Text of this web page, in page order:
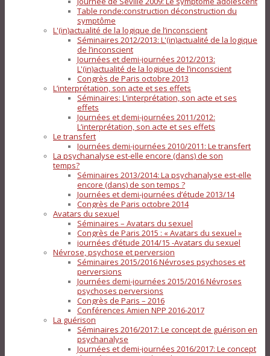
Table ronde:construction déconstruction du
symptôme
L'(in)actualité de la logique de l’inconscient
Séminaires 2012/2013: L'(in)actualité de la logique
de l’inconscient
Journées et demi-journées 2012/2013:
L'(in)actualité de la logique de l’inconscient
Congrès de Paris octobre 2013
L’interprétation, son acte et ses effets
Séminaires: L’interprétation, son acte et ses
effets
Journées et demi-journées 2011/2012:
L’interprétation, son acte et ses effets
Le transfert
Journées demi-journées 2010/2011: Le transfert
La psychanalyse est-elle encore (dans) de son
temps?
Séminaires 2013/2014: La psychanalyse est-elle
encore (dans) de son temps ?
Journées et demi-journées d’étude 2013/14
Congrès de Paris octobre 2014
Avatars du sexuel
Séminaires – Avatars du sexuel
Congrès de Paris 2015 : « Avatars du sexuel »
journées d’étude 2014/15 -Avatars du sexuel
Névrose, psychose et perversion
Séminaires 2015/2016 Névroses psychoses et
perversions
Journées demi-journées 2015/2016 Névroses
psychoses perversions
Congrès de Paris – 2016
Conférences Amien NPP 2016-2017
La guérison
Séminaires 2016/2017: Le concept de guérison en
psychanalyse
Journées et demi-journées 2016/2017: Le concept